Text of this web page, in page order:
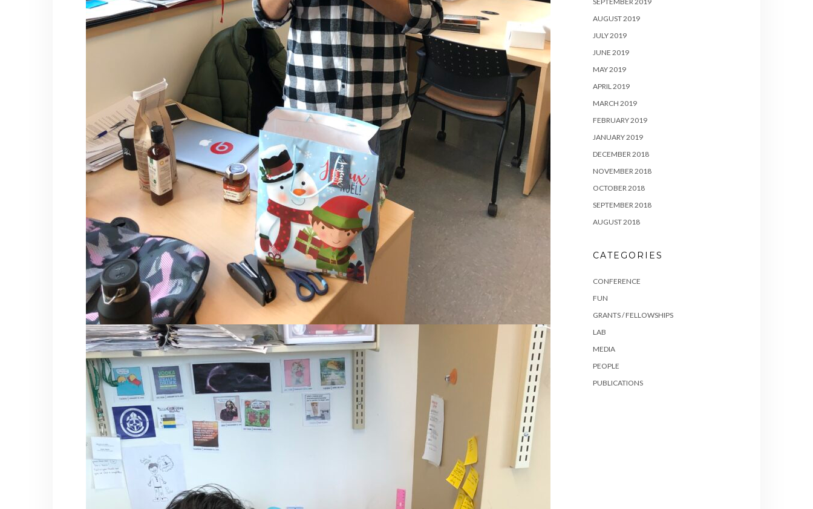
AUGUST 2019
JULY 2019
JUNE 2019
MAY 2019
APRIL 2019
MARCH 2019
FEBRUARY 2019
JANUARY 2019
DECEMBER 2018
NOVEMBER 2018
OCTOBER 2018
SEPTEMBER 2018
AUGUST 2018
CATEGORIES
CONFERENCE
FUN
GRANTS / FELLOWSHIPS
LAB
MEDIA
PEOPLE
PUBLICATIONS